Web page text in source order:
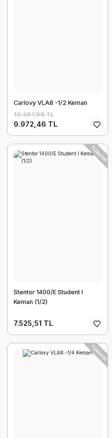
Carlovy VLA8 -1/2 Keman
10.387,98 TL
9.972,46 TL
Tükendi
Stentor 1400/E Student I
Keman (1/2)
7.525,51 TL
Tükendi